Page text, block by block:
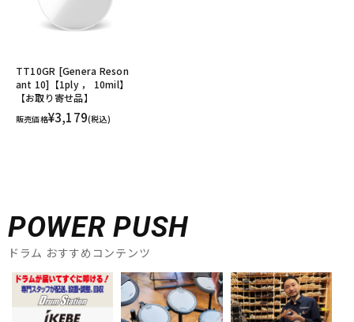
TT10GR [Genera Reson
ant 10]【1ply ， 10mil】
【お取り寄せ品】
販売価格¥3,179(税込)
POWER PUSH
ドラム おすすめコンテンツ